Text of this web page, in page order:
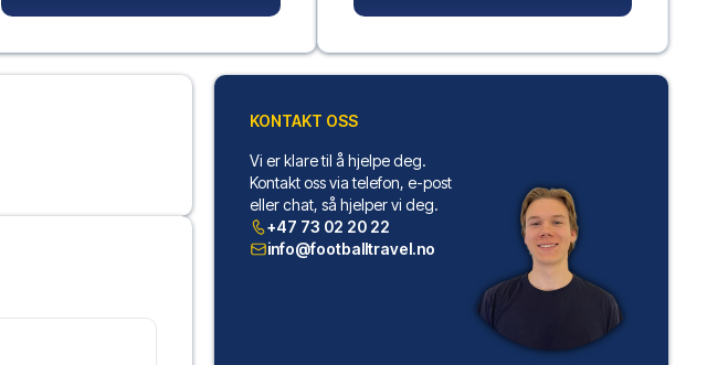
KONTAKT OSS
Vi er klare til å hjelpe deg.
Kontakt oss via telefon, e-post
eller chat, så hjelper vi deg.
+47 73 02 20 22
info@footballtravel.no